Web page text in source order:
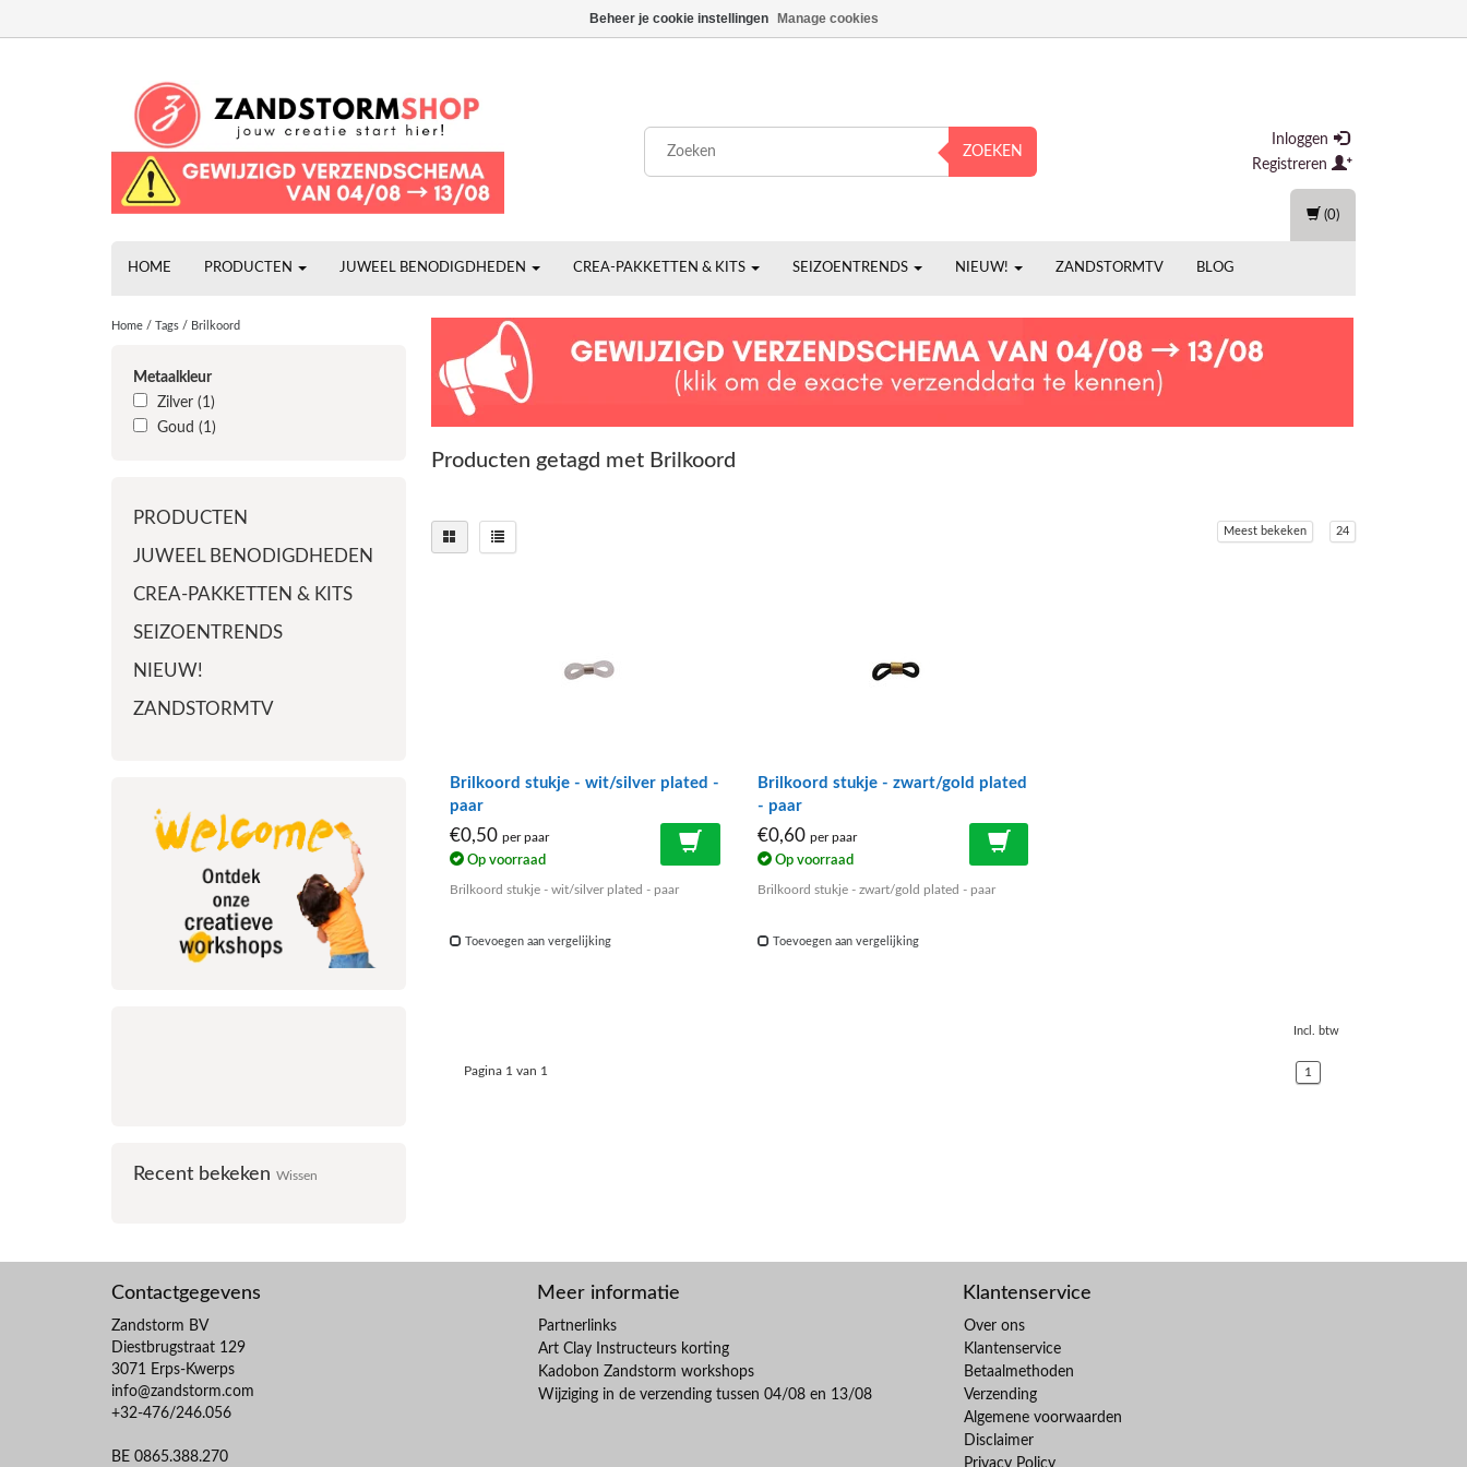
ZOEKEN
Inloggen
Registreren
HOME PRODUCTEN JUWEEL BENODIGDHEDEN CREA-PAKKETTEN & KITS SEIZOENTRENDS NIEUW! ZANDSTORMTV BLOG
(0)
Home / Tags / Brilkoord
Metaalkleur
Zilver (1)
Goud (1)
PRODUCTEN
JUWEEL BENODIGDHEDEN
CREA-PAKKETTEN & KITS
SEIZOENTRENDS
NIEUW!
ZANDSTORMTV
Recent bekeken Wissen
Producten getagd met Brilkoord
Meest bekeken 24
Brilkoord stukje - wit/silver plated -
paar
€0,50 per paar
Op voorraad
Brilkoord stukje - wit/silver plated - paar
Toevoegen aan vergelijking
Brilkoord stukje - zwart/gold plated
- paar
€0,60 per paar
Op voorraad
Brilkoord stukje - zwart/gold plated - paar
Toevoegen aan vergelijking
Incl. btw
Pagina 1 van 1 1
Contactgegevens
Zandstorm BV
Diestbrugstraat 129
3071 Erps-Kwerps
info@zandstorm.com
+32-476/246.056
BE 0865.388.270
Meer informatie
Partnerlinks
Art Clay Instructeurs korting
Kadobon Zandstorm workshops
Wijziging in de verzending tussen 04/08 en 13/08
Klantenservice
Over ons
Klantenservice
Betaalmethoden
Verzending
Algemene voorwaarden
Disclaimer
Privacy Policy
Beheer je cookie instellingen Manage cookies